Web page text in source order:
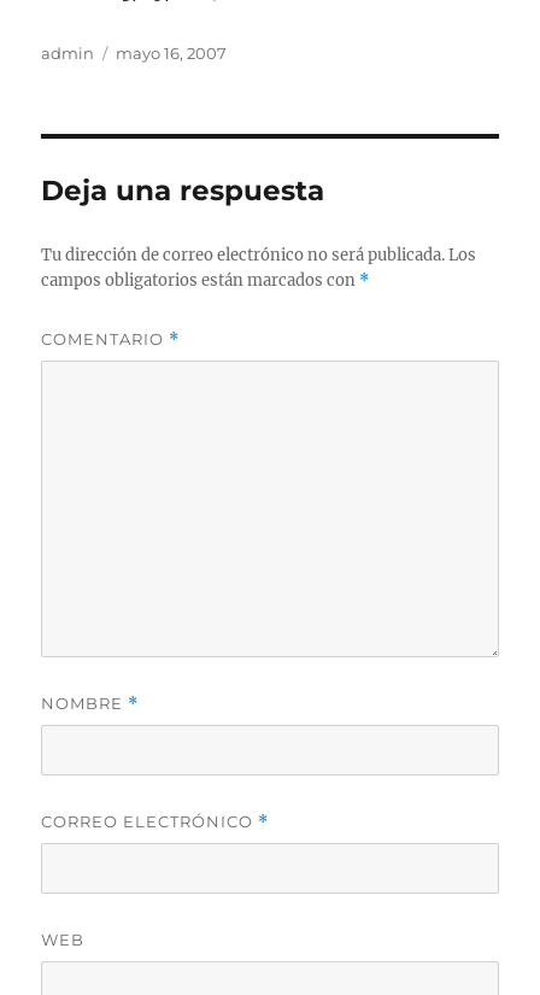
Autor
admin
Publicado
mayo 16, 2007
Deja una respuesta
Tu dirección de correo electrónico no será publicada. Los
campos obligatorios están marcados con *
COMENTARIO *
NOMBRE *
CORREO ELECTRÓNICO *
WEB